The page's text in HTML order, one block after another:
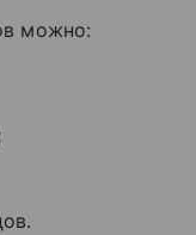
можно: